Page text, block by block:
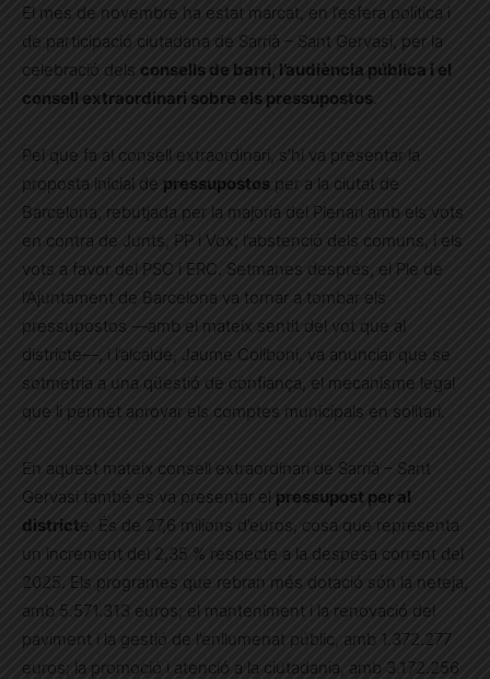
El mes de novembre ha estat marcat, en l’esfera política i
de participació ciutadana de Sarrià – Sant Gervasi, per la
celebració dels consells de barri, l’audiència pública i el
consell extraordinari sobre els pressupostos
Pel que fa al consell extraordinari, s’hi va presentar la
proposta inicial de pressupostos per a la ciutat de
Barcelona, rebutjada per la majoria del Plenari amb els vots
en contra de Junts, PP i Vox; l’abstenció dels comuns, i els
vots a favor del PSC i ERC. Setmanes després, el Ple de
l’Ajuntament de Barcelona va tornar a tombar els
pressupostos —amb el mateix sentit del vot que al
districte—, i l’alcalde, Jaume Collboni, va anunciar que se
sotmetria a una qüestió de confiança, el mecanisme legal
que li permet aprovar els comptes municipals en solitari.
En aquest mateix consell extraordinari de Sarrià – Sant
Gervasi també es va presentar el pressupost per al
districte. És de 27,6 milions d’euros, cosa que representa
un increment del 2,35 % respecte a la despesa corrent del
2025. Els programes que rebran més dotació són la neteja,
amb 5.571.313 euros; el manteniment i la renovació del
paviment i la gestió de l’enllumenat públic, amb 1.372.277
euros; la promoció i atenció a la ciutadania, amb 3.172.256